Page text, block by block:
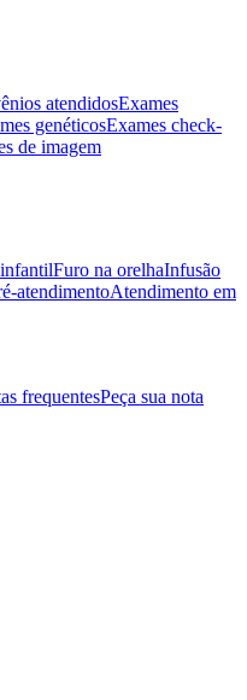
atendidosExames
genéticosExames check-
de imagem
Furo na orelhaInfusão
atendimentoAtendimento em
frequentesPeça sua nota